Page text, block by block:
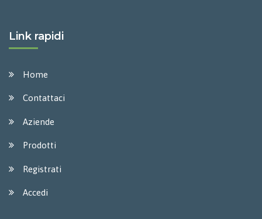
Link rapidi
Home
Contattaci
Aziende
Prodotti
Registrati
Accedi